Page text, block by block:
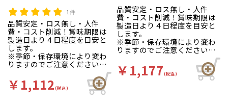
1件
品質安定・ロス無し・人件
費・コスト削減！賞味期限は
製造日より４日程度を目安と
します。
※季節・保存環境により変わ
りますのでご注意ください。
※5kg以上でのご注文をお願
いします。
5kg未満の場合、キャンセ
ルさせていただきます。
￥1,112(税込)
品質安定・ロス無し・人件
費・コスト削減！賞味期限は
製造日より４日程度を目安と
します。
※季節・保存環境により変わ
りますのでご注意ください。
※5kg以上でのご注文をお願
いします。
5kg未満の場合、キャンセ
ルさせていただきます。
￥1,177(税込)